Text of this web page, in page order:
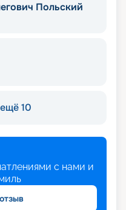
Польский
10
с нами и